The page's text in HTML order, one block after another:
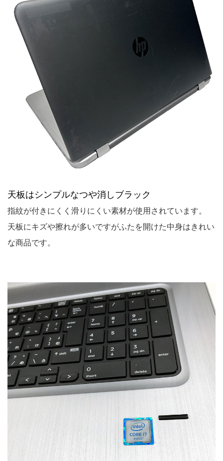
天板はシンプルなつや消しブラック
指紋が付きにくく滑りにくい素材が使用されています。
天板にキズや擦れが多いですがふたを開けた中身はきれい
な商品です。